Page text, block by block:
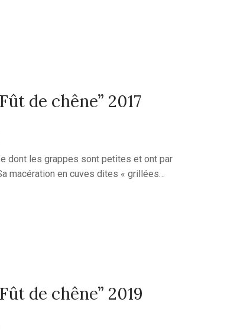
de chêne” 2017
dont les grappes sont petites et ont par
macération en cuves dites « grillées…
de chêne” 2019